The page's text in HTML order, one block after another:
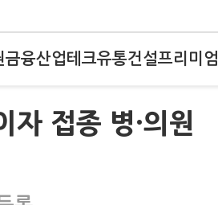
금융산업테크유통건설프리미엄
접종 병·의원